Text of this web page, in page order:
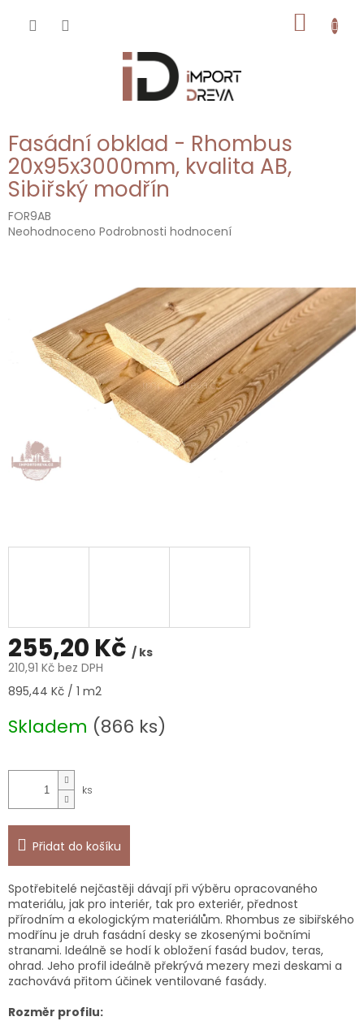
KOŠÍK
Fasádní obklad - Rhombus
20x95x3000mm, kvalita AB,
Sibiřský modřín
FOR9AB
Průměrné
hvězdiček.
Neohodnoceno Podrobnosti hodnocení
255,20 Kč / ks
210,91 Kč bez DPH
Měrná
895,44 Kč / 1 m2
Skladem (866 ks)
Přidat do košíku
Spotřebitelé nejčastěji dávají při výběru opracovaného
materiálu, jak pro interiér, tak pro exteriér, přednost
přírodním a ekologickým materiálům. Rhombus ze sibiřského
modřínu je druh fasádní desky se zkosenými bočními
stranami. Ideálně se hodí k obložení fasád budov, teras,
ohrad. Jeho profil ideálně překrývá mezery mezi deskami a
zachovává přitom účinek ventilované fasády.
Rozměr profilu: